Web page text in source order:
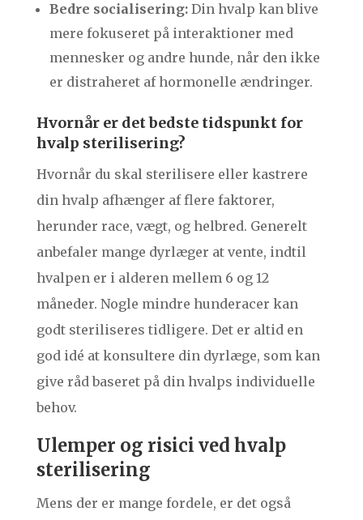
Bedre socialisering:Din hvalp kan blive
mere fokuseret på interaktioner med
mennesker og andre hunde, når den ikke
er distraheret af hormonelle ændringer.
Hvornår er det bedste tidspunkt for
hvalp sterilisering?
Hvornår du skal sterilisere eller kastrere
din hvalp afhænger af flere faktorer,
herunder race, vægt, og helbred. Generelt
anbefaler mange dyrlæger at vente, indtil
hvalpen er i alderen mellem 6 og 12
måneder. Nogle mindre hunderacer kan
godt steriliseres tidligere. Det er altid en
god idé at konsultere din dyrlæge, som kan
give råd baseret på din hvalps individuelle
behov.
Ulemper og risici ved hvalp
sterilisering
Mens der er mange fordele, er det også